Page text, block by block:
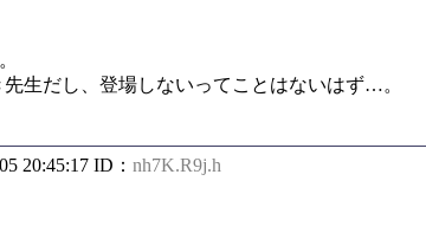
生だし、登場しないってことはないはず…。
20:45:17 ID： nh7K.R9j.h